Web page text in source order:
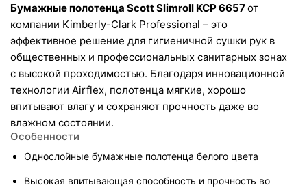
Бумажные полотенца Scott Slimroll KCP 6657 от
компании Kimberly-Clark Professional – это
эффективное решение для гигиеничной сушки рук в
общественных и профессиональных санитарных зонах
с высокой проходимостью. Благодаря инновационной
технологии Airflex, полотенца мягкие, хорошо
впитывают влагу и сохраняют прочность даже во
влажном состоянии.
Особенности
Однослойные бумажные полотенца белого цвета
Высокая впитывающая способность и прочность во